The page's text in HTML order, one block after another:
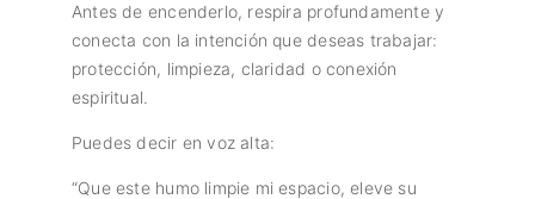
Antes de encenderlo, respira profundamente y
conecta con la intención que deseas trabajar:
protección, limpieza, claridad o conexión
espiritual.
Puedes decir en voz alta:
“Que este humo limpie mi espacio, eleve su